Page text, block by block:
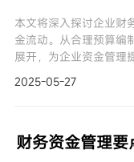
本文将深入探讨企业财
金流动。从合理预算编
展开，为企业资金管理
2025-05-27
财务资金管理